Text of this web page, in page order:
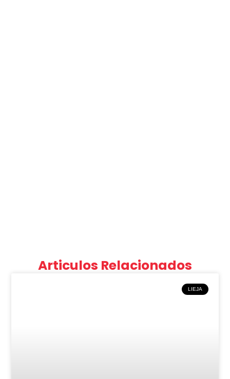
Articulos Relacionados
LIEJA